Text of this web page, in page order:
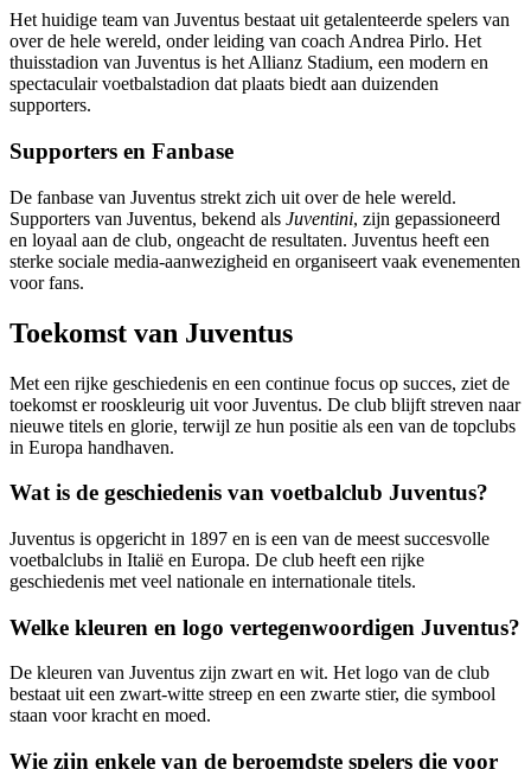
Het huidige team van Juventus bestaat uit getalenteerde spelers van
over de hele wereld, onder leiding van coach Andrea Pirlo. Het
thuisstadion van Juventus is het Allianz Stadium, een modern en
spectaculair voetbalstadion dat plaats biedt aan duizenden
supporters.
Supporters en Fanbase
De fanbase van Juventus strekt zich uit over de hele wereld.
Supporters van Juventus, bekend als Juventini, zijn gepassioneerd
en loyaal aan de club, ongeacht de resultaten. Juventus heeft een
sterke sociale media-aanwezigheid en organiseert vaak evenementen
voor fans.
Toekomst van Juventus
Met een rijke geschiedenis en een continue focus op succes, ziet de
toekomst er rooskleurig uit voor Juventus. De club blijft streven naar
nieuwe titels en glorie, terwijl ze hun positie als een van de topclubs
in Europa handhaven.
Wat is de geschiedenis van voetbalclub Juventus?
Juventus is opgericht in 1897 en is een van de meest succesvolle
voetbalclubs in Italië en Europa. De club heeft een rijke
geschiedenis met veel nationale en internationale titels.
Welke kleuren en logo vertegenwoordigen Juventus?
De kleuren van Juventus zijn zwart en wit. Het logo van de club
bestaat uit een zwart-witte streep en een zwarte stier, die symbool
staan voor kracht en moed.
Wie zijn enkele van de beroemdste spelers die voor